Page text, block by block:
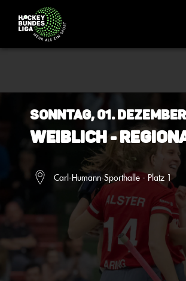
Sonntag, 01.
Weiblich -
Carl-Humann-Sporthalle - Platz 1